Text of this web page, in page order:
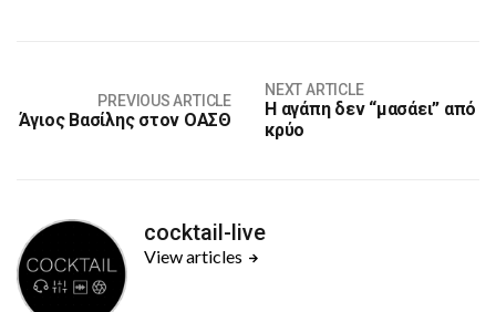
PREVIOUS ARTICLE
Άγιος Βασίλης στον ΟΑΣΘ
NEXT ARTICLE
Η αγάπη δεν “μασάει” από
κρύο
cocktail-live
View articles